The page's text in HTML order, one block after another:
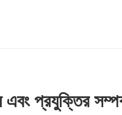
এবং প্রযুক্তির